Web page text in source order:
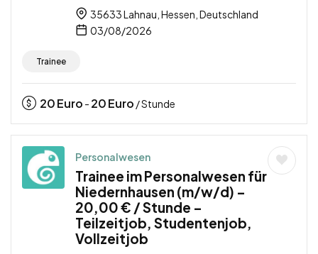
35633 Lahnau, Hessen, Deutschland
03/08/2026
Trainee
20Euro - 20Euro / Stunde
Personalwesen
Trainee im Personalwesen für
Niedernhausen (m/w/d) –
20,00 € / Stunde –
Teilzeitjob, Studentenjob,
Vollzeitjob